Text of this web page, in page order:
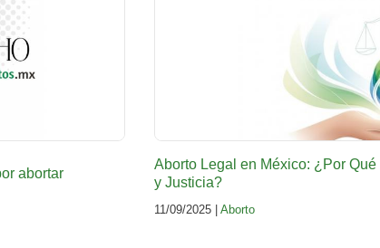
abortar
Aborto Legal en México: ¿Por
y Justicia?
11/09/2025 | Aborto